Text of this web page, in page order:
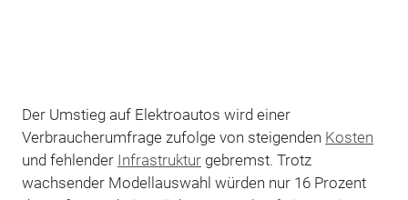
Der Umstieg auf Elektroautos wird einer
Verbraucherumfrage zufolge von steigenden Kosten
und fehlender Infrastrukturgebremst. Trotz
wachsender Modellauswahl würden nur 16 Prozent